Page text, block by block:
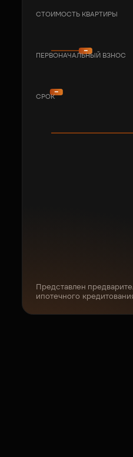
СТОИМОСТЬ КВАРТИРЫ
ПЕРВОНАЧАЛЬНЫЙ ВЗНОС
СРОК
Представлен
ипотечного